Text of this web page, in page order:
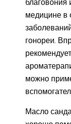
медицине в
гонореи.
можно
Масло